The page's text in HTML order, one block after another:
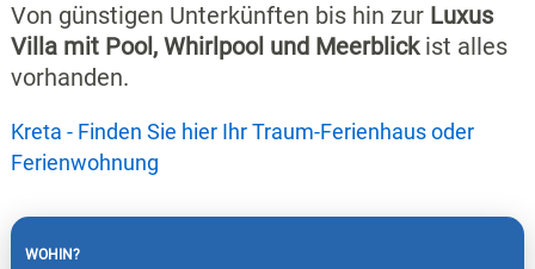
Von günstigen Unterkünften bis hin zur Luxus
Villa mit Pool, Whirlpool und Meerblickist alles
vorhanden.
Kreta - Finden Sie hier Ihr Traum-Ferienhaus oder
Ferienwohnung
WOHIN?